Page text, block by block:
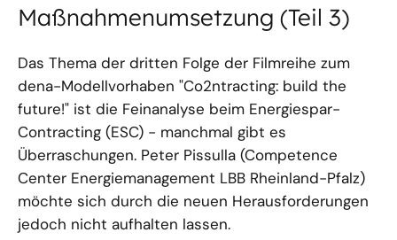
Maßnahmenumsetzung (Teil 3)
Das Thema der dritten Folge der Filmreihe zum
dena-Modellvorhaben "Co2ntracting: build the
future!" ist die Feinanalyse beim Energiespar-
Contracting (ESC) - manchmal gibt es
Überraschungen. Peter Pissulla (Competence
Center Energiemanagement LBB Rheinland-Pfalz)
möchte sich durch die neuen Herausforderungen
jedoch nicht aufhalten lassen.